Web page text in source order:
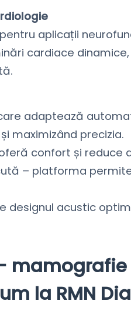
aplicații
cardiace
adaptează
maximizând precizia.
confort și reduce
– platforma
designul acustic
la RMN